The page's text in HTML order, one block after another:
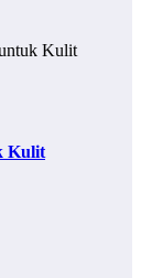
Kulit